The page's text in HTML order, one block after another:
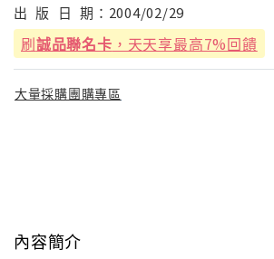
出 版 日 期： 2004/02/29
刷誠品聯名卡 ，天天享最高7%回饋
大量採購團購專區
內容簡介